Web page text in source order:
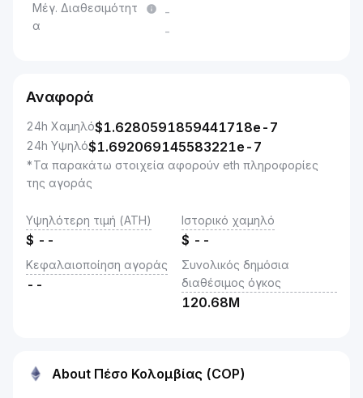
Μέγ. Διαθεσιμότητ
α
-
-
Αναφορά
24h Χαμηλό$1.6280591859441718e-7
24h Υψηλό$1.692069145583221e-7
*Τα παρακάτω στοιχεία αφορούν eth πληροφορίες
της αγοράς
Υψηλότερη τιμή (ATH)
$ --
Ιστορικό χαμηλό
$ --
Κεφαλαιοποίηση αγοράς
--
Συνολικός δημόσια
διαθέσιμος όγκος
120.68M
About Πέσο Κολομβίας (COP)